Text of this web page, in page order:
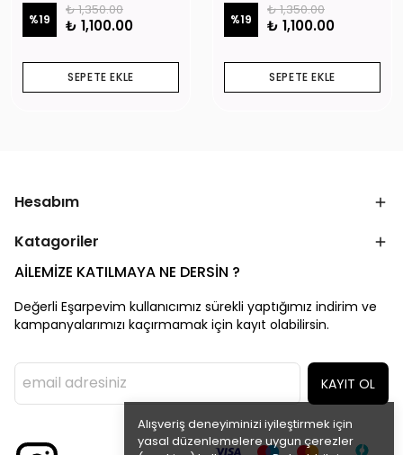
Alışveriş deneyiminizi iyileştirmek için
yasal düzenlemelere uygun çerezler
%19
₺ 1,350.00
₺ 1,100.00
SEPETE EKLE
%19
₺ 1,350.00
₺ 1,100.00
SEPETE EKLE
Hesabım
Katagoriler
AİLEMİZE KATILMAYA NE DERSİN ?
Değerli Eşarpevim kullanıcımız sürekli yaptığımız indirim ve
kampanyalarımızı kaçırmamak için kayıt olabilirsin.
KAYIT OL